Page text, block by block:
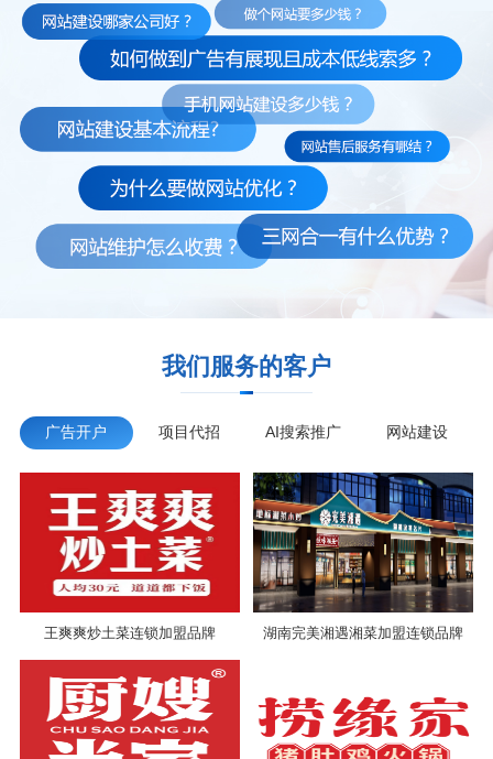
我们服务的客户
广告开户 项目代招 AI搜索推广 网站建设
王爽爽炒土菜连锁加盟品牌 湖南完美湘遇湘菜加盟连锁品牌